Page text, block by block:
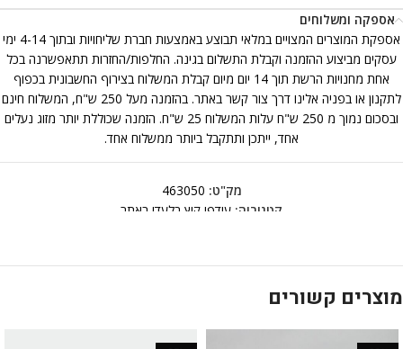
אספקה ומשלוחים
אספקת המוצרים המצויים במלאי תבוצע באמצעות חברת שליחויות ובתוך 4-14 ימי
עסקים מביצוע ההזמנה וקבלת התשלום בגינה. החלפות/החזרות תתאפשרנה בכל
אחת מחנויות הרשת תוך 14 יום מיום קבלת המשלוח בצירוף החשבונית בכפוף
לתקנון או בפניה אלינו דרך צור קשר באתר. בהזמנה מעל 250 ש"ח, המשלוח חינם
ובסכום נמוך מ 250 ש"ח עלות המשלוח 25 ש"ח. הזמנה שכוללת יותר מזוג נעלים
אחד, ייתכן ותתקבל ביותר ממשלוח אחד.
מק"ט: 463050
קטגוריה: עודפי קיץ בלעדי באתר
מוצרים קשורים